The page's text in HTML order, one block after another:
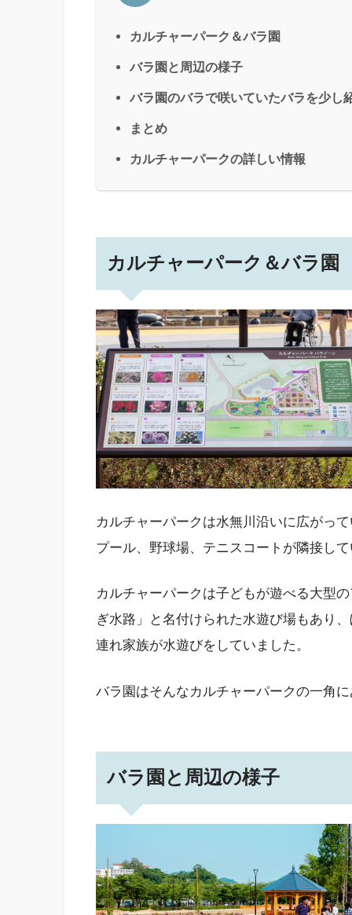
カルチャーパーク＆バラ園
バラ園と周辺の様子
バラ園のバラで咲いていたバラを少し
まとめ
カルチャーパークの詳しい情報
カルチャーパーク＆バラ園
カルチャーパークは水無川沿いに広がっ
プール、野球場、テニスコートが隣接し
カルチャーパークは子どもが遊べる大型
ぎ水路」と名付けられた水遊び場もあり
連れ家族が水遊びをしていました。
バラ園はそんなカルチャーパークの一角
バラ園と周辺の様子